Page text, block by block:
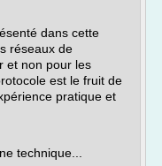
dans cette
réseaux de
et non pour les
est le fruit de
pratique et
technique...